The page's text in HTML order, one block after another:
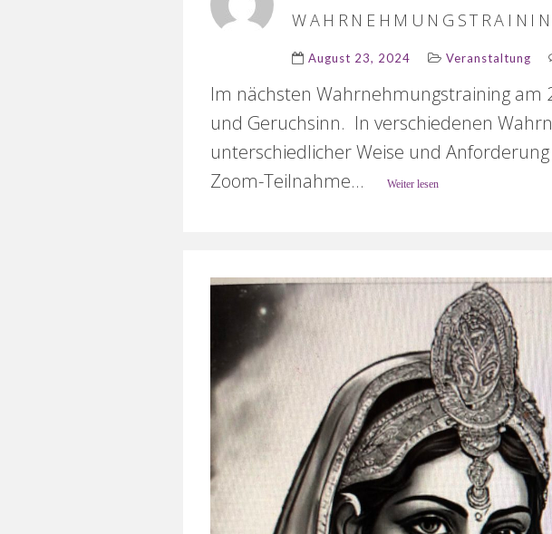
August 23, 2024 Veranstaltung
Im nächsten Wahrnehmungstraining am
und Geruchsinn. In verschiedenen
unterschiedlicher Weise und
Zoom-Teilnahme...
Weiter lesen